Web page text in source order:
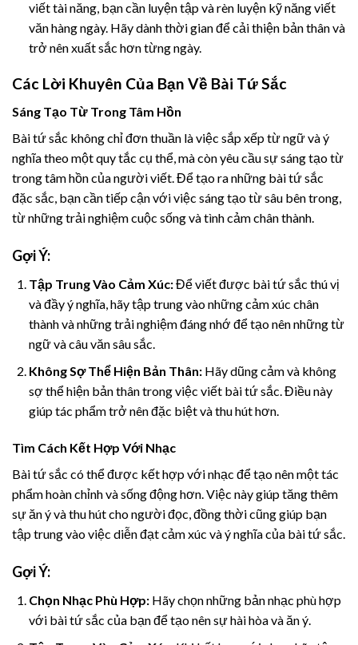
viết tài năng, bạn cần luyện tập và rèn luyện kỹ năng viết
văn hàng ngày. Hãy dành thời gian để cải thiện bản thân và
trở nên xuất sắc hơn từng ngày.
Các Lời Khuyên Của Bạn Về Bài Tứ Sắc
Sáng Tạo Từ Trong Tâm Hồn
Bài tứ sắc không chỉ đơn thuần là việc sắp xếp từ ngữ và ý
nghĩa theo một quy tắc cụ thể, mà còn yêu cầu sự sáng tạo từ
trong tâm hồn của người viết. Để tạo ra những bài tứ sắc
đặc sắc, bạn cần tiếp cận với việc sáng tạo từ sâu bên trong,
từ những trải nghiệm cuộc sống và tình cảm chân thành.
Gợi Ý:
Tập Trung Vào Cảm Xúc:Để viết được bài tứ sắc thú vị
và đầy ý nghĩa, hãy tập trung vào những cảm xúc chân
thành và những trải nghiệm đáng nhớ để tạo nên những từ
ngữ và câu văn sâu sắc.
Không Sợ Thể Hiện Bản Thân:Hãy dũng cảm và không
sợ thể hiện bản thân trong việc viết bài tứ sắc. Điều này
giúp tác phẩm trở nên đặc biệt và thu hút hơn.
Tìm Cách Kết Hợp Với Nhạc
Bài tứ sắc có thể được kết hợp với nhạc để tạo nên một tác
phẩm hoàn chỉnh và sống động hơn. Việc này giúp tăng thêm
sự ăn ý và thu hút cho người đọc, đồng thời cũng giúp bạn
tập trung vào việc diễn đạt cảm xúc và ý nghĩa của bài tứ sắc.
Gợi Ý:
Chọn Nhạc Phù Hợp:Hãy chọn những bản nhạc phù hợp
với bài tứ sắc của bạn để tạo nên sự hài hòa và ăn ý.